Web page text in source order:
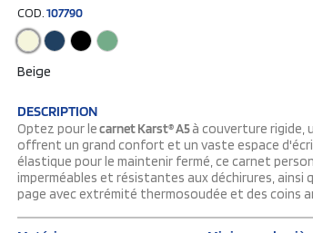
COD.107790
Beige
DESCRIPTION
Optez pour lecarnet Karst® A5à couverture rigide,
offrent un grand confort et un vaste espace
élastique pour le maintenir fermé, ce carnet
imperméables et résistantes aux déchirures,
page avec extrémité thermosoudée et des coins